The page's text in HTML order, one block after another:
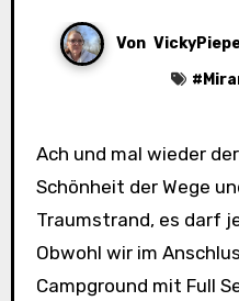
Von
#
Ach und mal wieder der letzte Tag… und bei aller
Schönheit der Wege
Traumstrand, es darf
Obwohl wir im
Campground mit Full